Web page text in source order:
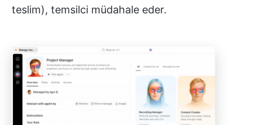
teslim), temsilci müdahale eder.